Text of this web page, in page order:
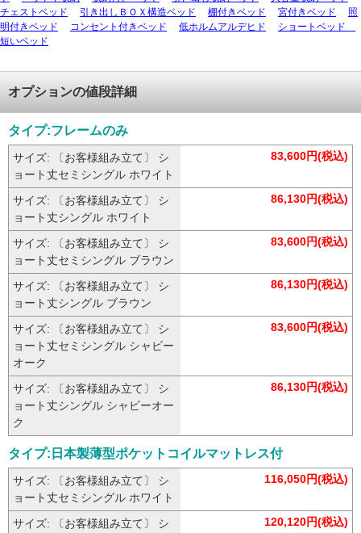
チェストベッド
引き出しＢＯＸ構造ベッド 棚付きベッド 宮付きベッド
照
明付きベッド
コンセント付きベッド 低ホルムアルデヒド
ショートベッド
短いベッド
オプションの値段詳細
タイプ:フレームのみ
サイズ: 〔お客様組み立て〕 シ
ョート丈セミシングル ホワイト
83,600円(税込)
サイズ: 〔お客様組み立て〕 シ
ョート丈シングル ホワイト
86,130円(税込)
サイズ: 〔お客様組み立て〕 シ
ョート丈セミシングル ブラウン
83,600円(税込)
サイズ: 〔お客様組み立て〕 シ
ョート丈シングル ブラウン
86,130円(税込)
サイズ: 〔お客様組み立て〕 シ
ョート丈セミシングル シャビー
オーク
83,600円(税込)
サイズ: 〔お客様組み立て〕 シ
ョート丈シングル シャビーオー
ク
86,130円(税込)
タイプ:日本製薄型ポケットコイルマットレス付
サイズ: 〔お客様組み立て〕 シ
ョート丈セミシングル ホワイト
116,050円(税込)
サイズ: 〔お客様組み立て〕 シ
120,120円(税込)